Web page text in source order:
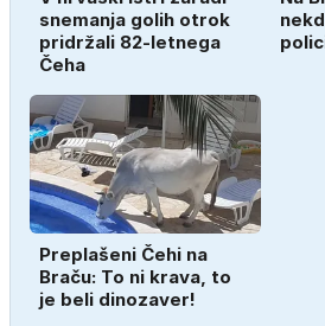
snemanja golih otrok
pridržali 82-letnega
Čeha
Preplašeni Čehi na
Braču: To ni krava, to
je beli dinozaver!